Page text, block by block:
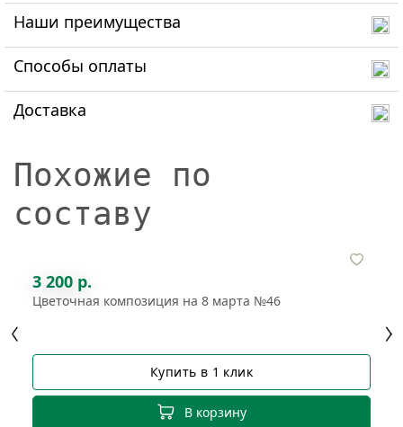
Наши преимущества
Способы оплаты
Доставка
Похожие по
составу
3 200 р.
Цветочная композиция на 8 марта №46
Купить в 1 клик
В корзину